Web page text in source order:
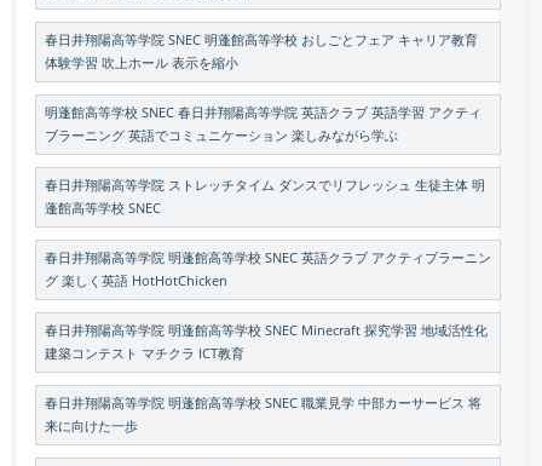
春日井翔陽高等学院 SNEC 明蓬館高等学校 おしごとフェア キャリア教育
体験学習 吹上ホール 表示を縮小
明蓬館高等学校 SNEC 春日井翔陽高等学院 英語クラブ 英語学習 アクティ
ブラーニング 英語でコミュニケーション 楽しみながら学ぶ
春日井翔陽高等学院 ストレッチタイム ダンスでリフレッシュ 生徒主体 明
蓬館高等学校 SNEC
春日井翔陽高等学院 明蓬館高等学校 SNEC 英語クラブ アクティブラーニン
グ 楽しく英語 HotHotChicken
春日井翔陽高等学院 明蓬館高等学校 SNEC Minecraft 探究学習 地域活性化
建築コンテスト マチクラ ICT教育
春日井翔陽高等学院 明蓬館高等学校 SNEC 職業見学 中部カーサービス 将
来に向けた一歩